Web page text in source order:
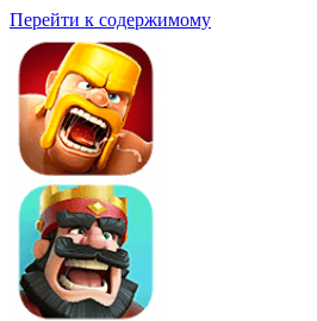
Перейти к содержимому